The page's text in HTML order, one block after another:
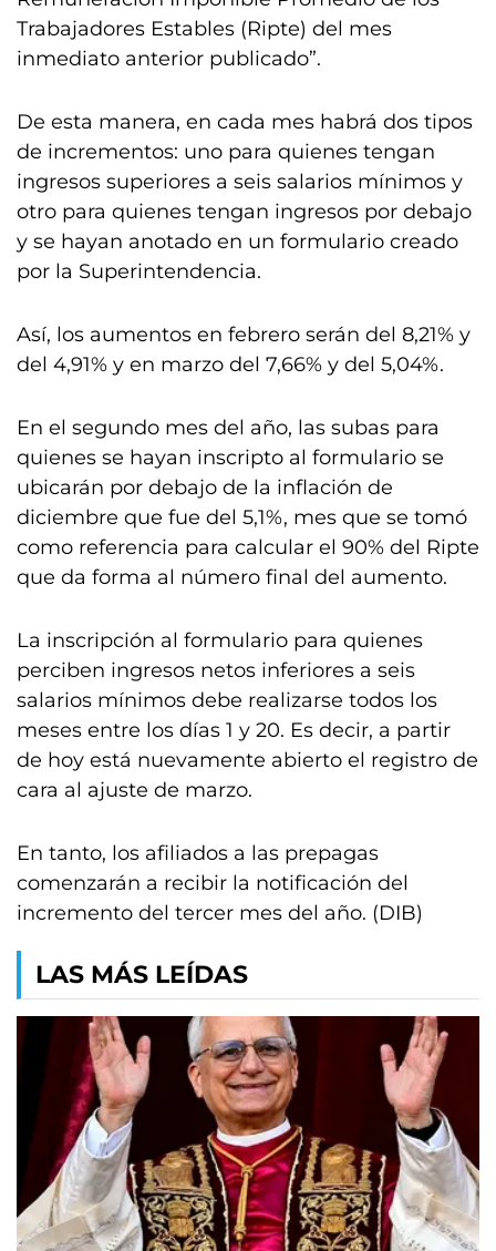
Trabajadores Estables (Ripte) del mes
inmediato anterior publicado”.
De esta manera, en cada mes habrá dos tipos
de incrementos: uno para quienes tengan
ingresos superiores a seis salarios mínimos y
otro para quienes tengan ingresos por debajo
y se hayan anotado en un formulario creado
por la Superintendencia.
Así, los aumentos en febrero serán del 8,21% y
del 4,91% y en marzo del 7,66% y del 5,04%.
En el segundo mes del año, las subas para
quienes se hayan inscripto al formulario se
ubicarán por debajo de la inflación de
diciembre que fue del 5,1%, mes que se tomó
como referencia para calcular el 90% del Ripte
que da forma al número final del aumento.
La inscripción al formulario para quienes
perciben ingresos netos inferiores a seis
salarios mínimos debe realizarse todos los
meses entre los días 1 y 20. Es decir, a partir
de hoy está nuevamente abierto el registro de
cara al ajuste de marzo.
En tanto, los afiliados a las prepagas
comenzarán a recibir la notificación del
incremento del tercer mes del año. (DIB)
LAS MÁS LEÍDAS